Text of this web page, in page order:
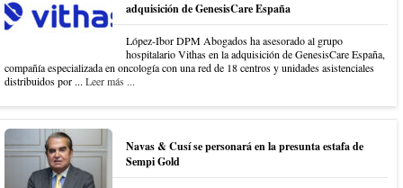
adquisición de GenesisCare España
López-Ibor DPM Abogados ha asesorado al grupo
hospitalario Vithas en la adquisición de GenesisCare España,
compañía especializada en oncología con una red de 18 centros y unidades asistenciales
distribuidos por ... Leer más ...
Navas & Cusí se personará en la presunta estafa de
Sempi Gold